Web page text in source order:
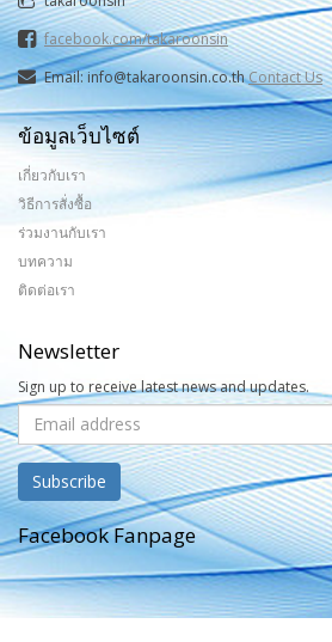
facebook.com/takaroonsin
Email: info@takaroonsin.co.thContact Us
ข้อมูลเว็บไซต์
เกี่ยวกับเรา
วิธีการสั่งซื้อ
ร่วมงานกับเรา
บทความ
ติดต่อเรา
Newsletter
Sign up to receive latest news and updates.
Facebook Fanpage